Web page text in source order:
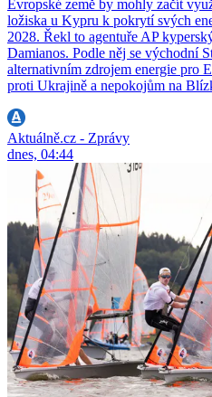
Evropské země by mohly začít
ložiska u Kypru k pokrytí svých
2028. Řekl to agentuře AP
Damianos. Podle něj se východní
alternativním zdrojem energie pro
proti Ukrajině a nepokojům na
Aktuálně.cz - Zprávy
dnes, 04:44